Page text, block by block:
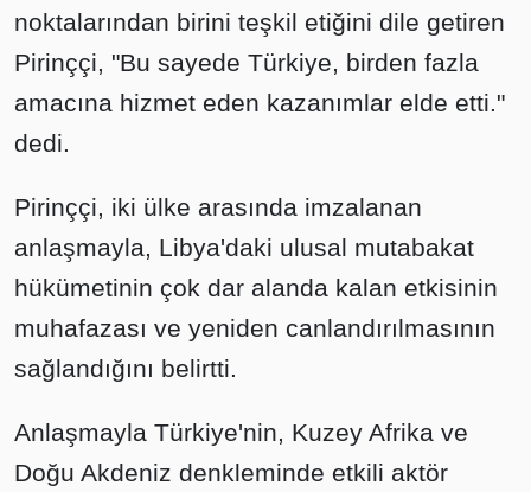
noktalarından birini teşkil etiğini dile getiren
Pirinççi, "Bu sayede Türkiye, birden fazla
amacına hizmet eden kazanımlar elde etti."
dedi.
Pirinççi, iki ülke arasında imzalanan
anlaşmayla, Libya'daki ulusal mutabakat
hükümetinin çok dar alanda kalan etkisinin
muhafazası ve yeniden canlandırılmasının
sağlandığını belirtti.
Anlaşmayla Türkiye'nin, Kuzey Afrika ve
Doğu Akdeniz denkleminde etkili aktör